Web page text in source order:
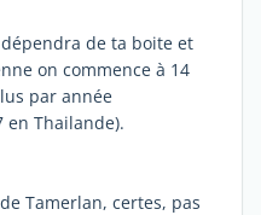
de ta boite et
on commence à 14
par année
en Thailande).
Tamerlan, certes, pas